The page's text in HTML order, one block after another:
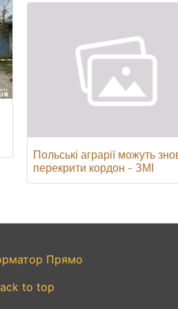
Польські аграрії можуть
перекрити кордон - ЗМІ
Прямо
to top